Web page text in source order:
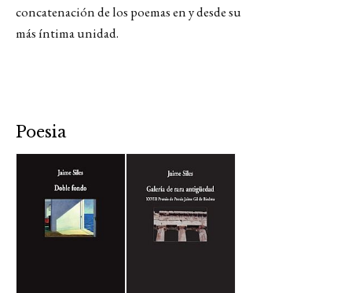
concatenación de los poemas en y desde su
más íntima unidad.
Poesia